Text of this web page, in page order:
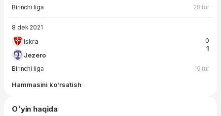
Birinchi liga 28 tur
8 dek 2021
Iskra
Jezero
0
1
Birinchi liga 19 tur
Hammasini ko'rsatish
O'yin haqida